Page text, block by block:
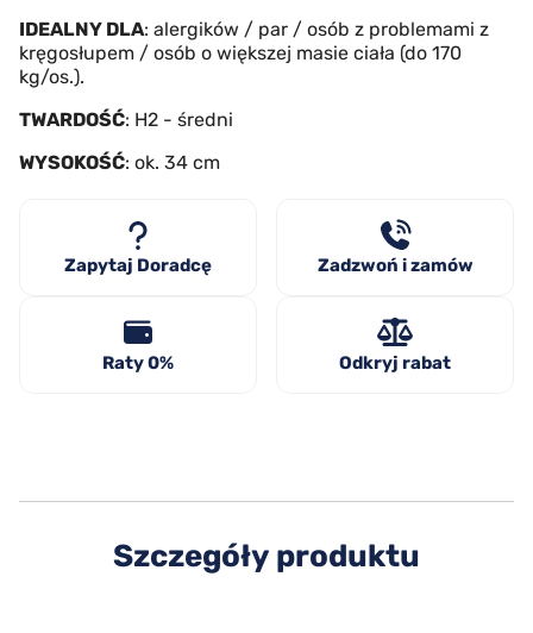
IDEALNY DLA: alergików / par / osób z problemami z
kręgosłupem / osób o większej masie ciała (do 170
kg/os.).
TWARDOŚĆ: H2 - średni
WYSOKOŚĆ: ok. 34 cm
Zapytaj Doradcę Zadzwoń i zamów
Raty 0% Odkryj rabat
Szczegóły produktu